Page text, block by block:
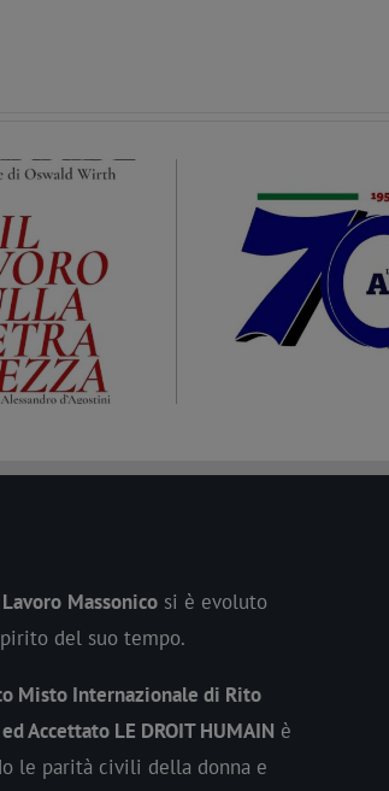
a Palermo. AgenParl
il Fratello Nicola Pàntano
La
Julian
Lavoro Massonico si è evoluto
del suo tempo.
Misto Internazionale di Rito
Accettato LE DROIT HUMAIN è
le parità civili della donna e